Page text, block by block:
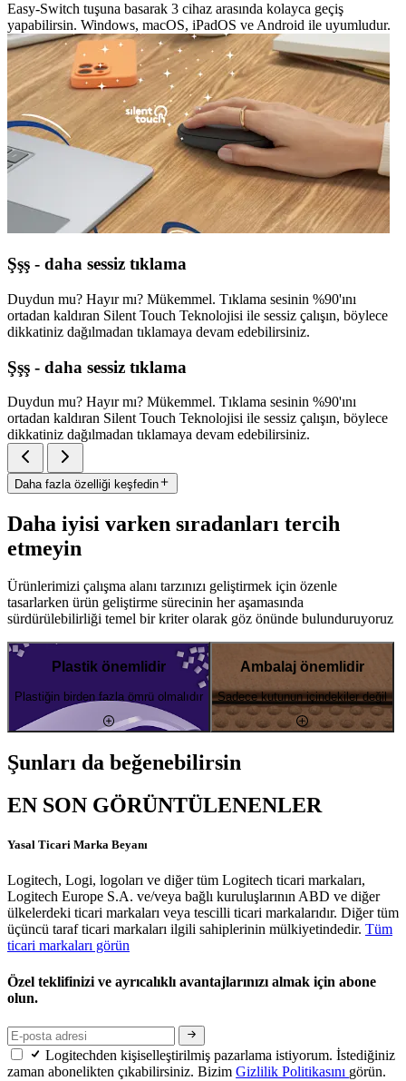
Easy-Switch tuşuna basarak 3 cihaz arasında kolayca geçiş
yapabilirsin. Windows, macOS, iPadOS ve Android ile uyumludur.
Şşş - daha sessiz tıklama
Duydun mu? Hayır mı? Mükemmel. Tıklama sesinin %90'ını
ortadan kaldıran Silent Touch Teknolojisi ile sessiz çalışın, böylece
dikkatiniz dağılmadan tıklamaya devam edebilirsiniz.
Şşş - daha sessiz tıklama
Duydun mu? Hayır mı? Mükemmel. Tıklama sesinin %90'ını
ortadan kaldıran Silent Touch Teknolojisi ile sessiz çalışın, böylece
dikkatiniz dağılmadan tıklamaya devam edebilirsiniz.
Daha fazla özelliği keşfedin
Daha iyisi varken sıradanları tercih
etmeyin
Ürünlerimizi çalışma alanı tarzınızı geliştirmek için özenle
tasarlarken ürün geliştirme sürecinin her aşamasında
sürdürülebilirliği temel bir kriter olarak göz önünde bulunduruyoruz
Plastik önemlidir
Plastiğin birden fazla ömrü olmalıdır
Ambalaj önemlidir
Sadece kutunun içindekiler değil
Şunları da beğenebilirsin
EN SON GÖRÜNTÜLENENLER
Yasal Ticari Marka Beyanı
Logitech, Logi, logoları ve diğer tüm Logitech ticari markaları,
Logitech Europe S.A. ve/veya bağlı kuruluşlarının ABD ve diğer
ülkelerdeki ticari markaları veya tescilli ticari markalarıdır. Diğer tüm
üçüncü taraf ticari markaları ilgili sahiplerinin mülkiyetindedir. Tüm
ticari markaları görün
Özel teklifinizi ve ayrıcalıklı avantajlarınızı almak için abone
olun.
Logitechden kişiselleştirilmiş pazarlama istiyorum. İstediğiniz
zaman abonelikten çıkabilirsiniz. Bizim Gizlilik Politikasını görün.